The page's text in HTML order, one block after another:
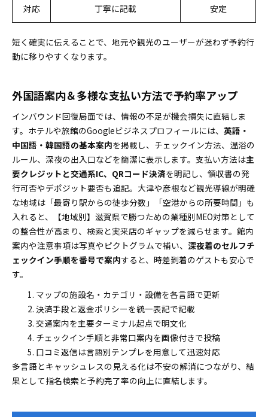
対応
丁寧に記載
安定
短く確実に伝えることで、地元や観光のユーザーが迷わず予約行
動に移りやすくなります。
外国語案内＆多様な支払い方法で予約率アップ
インバウンド回復局面では、情報の不足が機会損失に直結しま
す。ホテルや旅館のGoogleビジネスプロフィールには、 英語・
中国語・韓国語の基本案内を掲載し、チェックイン方法、温浴の
ルール、深夜の出入口などを簡潔に表示します。支払い方法は主
要クレジットと交通系IC、QRコード決済を明記し、領収書の発
行可否やデポジット要否も追記。大津や彦根など観光導線が明確
な地域は「最寄り駅からの徒歩分数」「空港からの所要時間」も
入れると、【地域別】滋賀県で勝つための業種別MEO対策として
の整合性が高まり、検索と実来店のギャップを減らせます。館内
案内や注意事項は写真やピクトグラムで補い、 深夜着のセルフチ
ェックイン手順を番号で案内すると、時差到着のゲストも安心で
す。
マップの施設名・カテゴリ・設備を各言語で更新
決済手段と返金ポリシーを統一表記で記載
交通案内を主要ターミナル起点で明文化
チェックイン手順と非常口案内を画像付きで投稿
口コミ返信は言語別テンプレを用意して迅速対応
多言語とキャッシュレスの見える化は不安の解消につながり、結
果として指名検索と予約完了率の向上に直結します。